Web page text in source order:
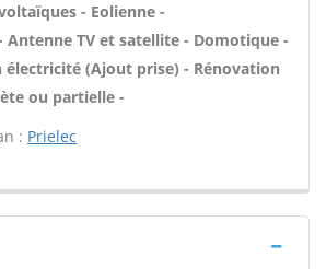
- Eolienne -
Antenne TV et satellite - Domotique -
électricité (Ajout prise) - Rénovation
ou partielle -
: Prielec